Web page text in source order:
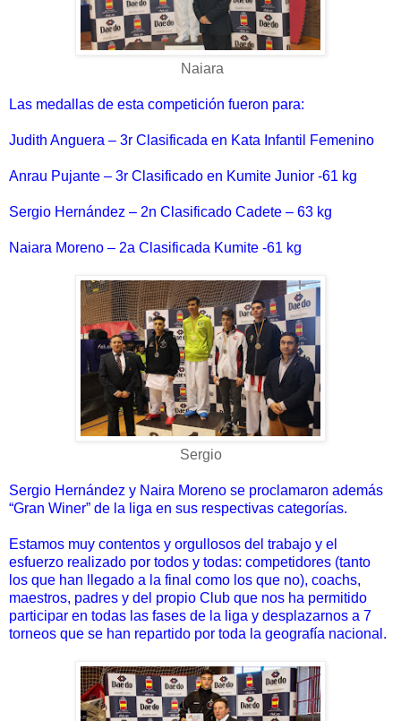
Naiara
Las medallas de esta competición fueron para:
Judith Anguera – 3r Clasificada en Kata Infantil Femenino
Anrau Pujante – 3r Clasificado en Kumite Junior -61 kg
Sergio Hernández – 2n Clasificado Cadete – 63 kg
Naiara Moreno – 2a Clasificada Kumite -61 kg
Sergio
Sergio Hernández y Naira Moreno se proclamaron además
“Gran Winer” de la liga en sus respectivas categorías.
Estamos muy contentos y orgullosos del trabajo y el
esfuerzo realizado por todos y todas: competidores (tanto
los que han llegado a la final como los que no), coachs,
maestros, padres y del propio Club que nos ha permitido
participar en todas las fases de la liga y desplazarnos a 7
torneos que se han repartido por toda la geografía nacional.